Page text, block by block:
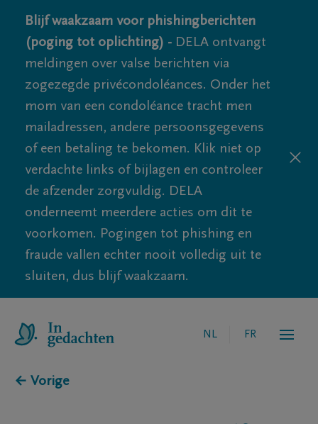
Blijf waakzaam voor phishingberichten
(poging tot oplichting) - DELA ontvangt
meldingen over valse berichten via
zogezegde privécondoléances. Onder het
mom van een condoléance tracht men
mailadressen, andere persoonsgegevens
of een betaling te bekomen. Klik niet op
verdachte links of bijlagen en controleer
de afzender zorgvuldig. DELA
onderneemt meerdere acties om dit te
voorkomen. Pogingen tot phishing en
fraude vallen echter nooit volledig uit te
sluiten, dus blijf waakzaam.
NL FR
← Vorige